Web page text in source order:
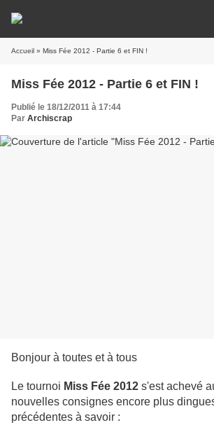
Accueil » Miss Fée 2012 - Partie 6 et FIN !
Miss Fée 2012 - Partie 6 et FIN !
Publié le 18/12/2011 à 17:44
Par Archiscrap
Bonjour à toutes et à tous
Le tournoi Miss Fée 2012 s'est achevé
nouvelles consignes encore plus
précédentes à savoir :